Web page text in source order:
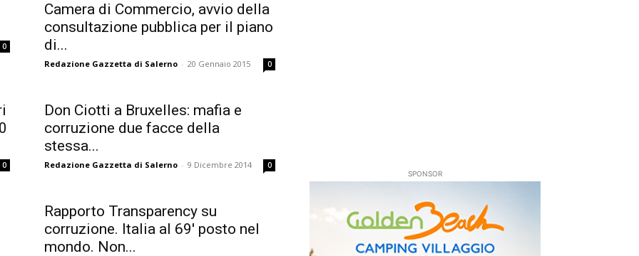
0
Camera di Commercio, avvio della
consultazione pubblica per il piano
di...
Redazione Gazzetta di Salerno - 20 Gennaio 2015 0
0
Don Ciotti a Bruxelles: mafia e
corruzione due facce della
stessa...
Redazione Gazzetta di Salerno - 9 Dicembre 2014 0
Rapporto Transparency su
corruzione. Italia al 69′ posto nel
mondo. Non...
SPONSOR